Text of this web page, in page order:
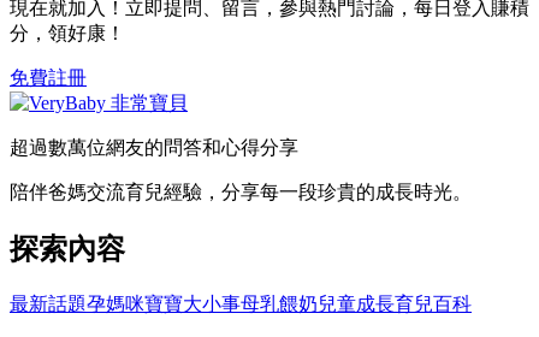
現在就加入！立即提問、留言，參與熱門討論，每日登入賺積
分，領好康！
免費註冊
超過數萬位網友的問答和心得分享
陪伴爸媽交流育兒經驗，分享每一段珍貴的成長時光。
探索內容
最新話題孕媽咪寶寶大小事母乳餵奶兒童成長育兒百科